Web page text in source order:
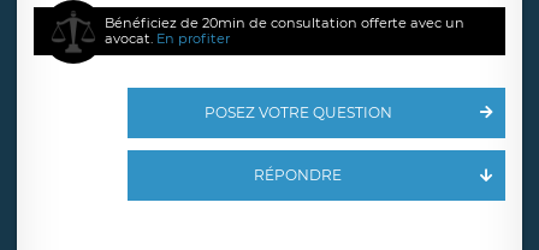
Bénéficiez de 20min de consultation offerte avec un
avocat. En profiter
POSEZ VOTRE QUESTION
RÉPONDRE